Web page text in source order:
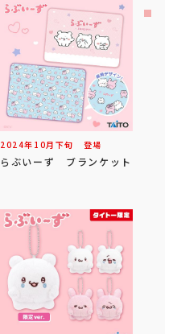
2024年 10月 下旬 登場
らぶいーず ブランケット